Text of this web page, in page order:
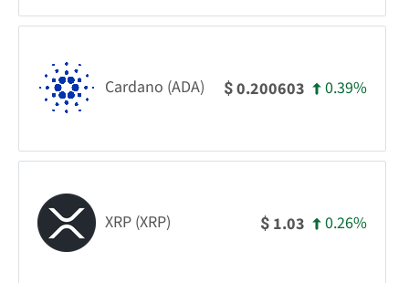
Cardano (ADA) $0.200603 0.39%
XRP (XRP) $ 1.03 0.26%